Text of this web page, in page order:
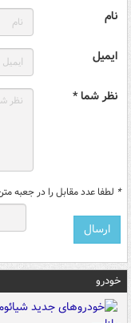
نام
ایمیل
نظر شما *
* لطفا عدد مقابل را در جعبه
خودرو